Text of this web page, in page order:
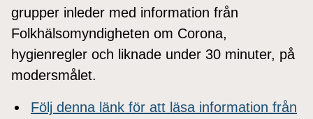
grupper inleder med information från
Folkhälsomyndigheten om Corona,
hygienregler och liknade under 30 minuter, på
modersmålet.
Följ denna länk för att läsa information från